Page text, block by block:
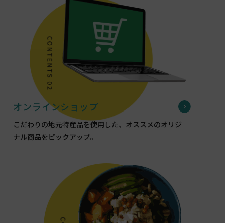
オンラインショップ
こだわりの地元特産品を使用した、オススメのオリジ
ナル商品をピックアップ。